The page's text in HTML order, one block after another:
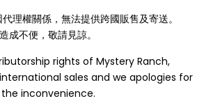
理權關係，無法提供跨國販售及寄送。
造成不便，敬請見諒。
rights of Mystery Ranch,
sales and we apologies for
the inconvenience.